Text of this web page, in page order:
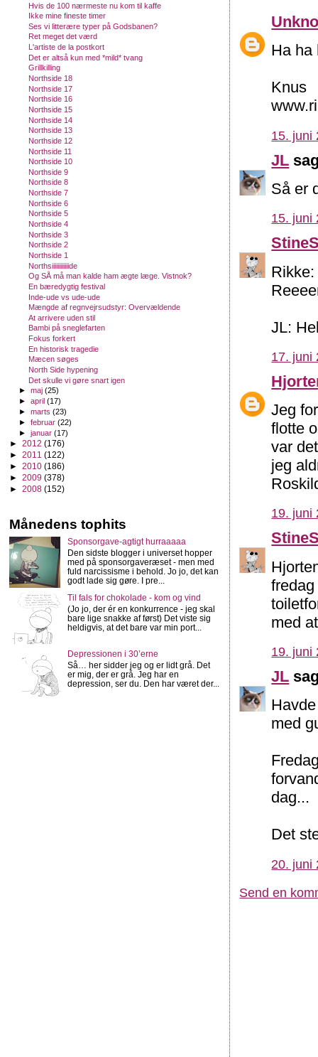
Ha ha
Knus
15. juni
JL
Så er
15. juni
JL:
17. juni
Jeg
flotte
var
jeg
19. juni
med
19. juni
JL
med
dag...
Det
20. juni
Send en
Hvis de 100 nærmeste nu kom til kaffe
Ikke mine fineste timer
Ses vi litterære typer på Godsbanen?
Ret meget det værd
L'artiste de la postkort
Det er altså kun med *mild* tvang
Grillkilling
Northside 18
Northside 17
Northside 16
Northside 15
Northside 14
Northside 13
Northside 12
Northside 11
Northside 10
Northside 9
Northside 8
Northside 7
Northside 6
Northside 5
Northside 4
Northside 3
Northside 2
Northside 1
Northsiiiiiiiiiiiide
Og SÅ må man kalde ham ægte læge. Vistnok?
En bæredygtig festival
Inde-ude vs ude-ude
Mængde af regnvejrsudstyr: Overvældende
At arrivere uden stil
Bambi på sneglefarten
Fokus forkert
En historisk tragedie
Mæcen søges
North Side hypening
Det skulle vi gøre snart igen
►maj(25)
►april(17)
►marts(23)
►februar(22)
►januar(17)
► 2012 (176)
► 2011 (122)
► 2010 (186)
► 2009 (378)
► 2008 (152)
Månedens tophits
Sponsorgave-agtigt hurraaaaa
Den sidste blogger i universet hopper
med på sponsorgaveræset - men med
fuld narcissisme i behold. Jo jo, det kan
godt lade sig gøre. I pre...
Til fals for chokolade - kom og vind
(Jo jo, der ér en konkurrence - jeg skal
bare lige snakke af først) Det viste sig
heldigvis, at det bare var min port...
Depressionen i 30’erne
Så… her sidder jeg og er lidt grå. Det
er mig, der er grå. Jeg har en
depression, ser du. Den har været der...